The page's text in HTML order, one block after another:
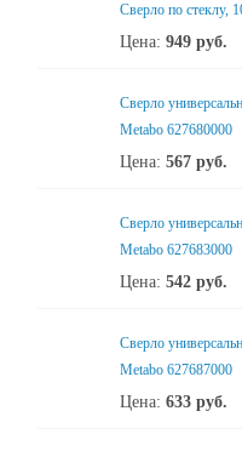
Сверло по стеклу,
Цена: 949 руб.
Сверло
Metabo 627680000
Цена: 567 руб.
Сверло
Metabo 627683000
Цена: 542 руб.
Сверло
Metabo 627687000
Цена: 633 руб.